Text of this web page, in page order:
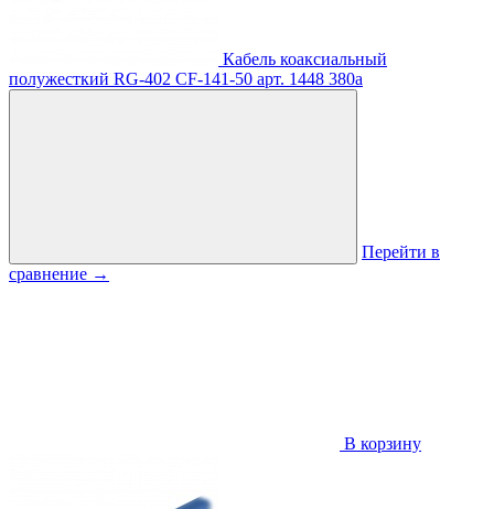
Кабель коаксиальный
полужесткий RG-402 CF-141-50 арт. 1448 380a
Перейти в
сравнение →
В корзину